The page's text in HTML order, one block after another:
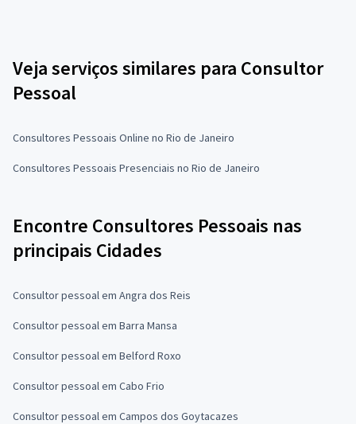
Veja serviços similares para Consultor
Pessoal
Consultores Pessoais Online no Rio de Janeiro
Consultores Pessoais Presenciais no Rio de Janeiro
Encontre Consultores Pessoais nas
principais Cidades
Consultor pessoal em Angra dos Reis
Consultor pessoal em Barra Mansa
Consultor pessoal em Belford Roxo
Consultor pessoal em Cabo Frio
Consultor pessoal em Campos dos Goytacazes